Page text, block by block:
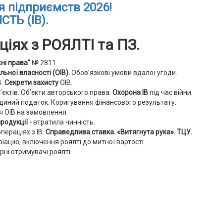
2026!
(ІВ).
з РОЯЛТІ та ПЗ.
права" № 2811.
власності (ОІВ).Обов’язкові умови вдалої угоди.
Секрети захистуОІВ.
Об’єкти авторського права. Охорона ІВпід час війни.
податок. Коригування фінансового результату.
ОІВ на замовлення.
-втратила чинність.
з ІВ. Справедлива ставка.«Витягнута рука».ТЦУ.
включення роялті до митної вартості.
отримувачі роялті.